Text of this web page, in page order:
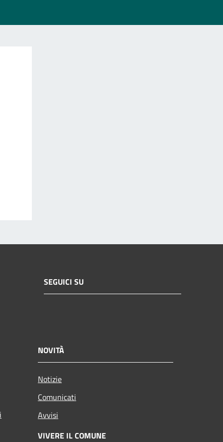
SEGUICI SU
NOVITÀ
Notizie
Comunicati
Avvisi
VIVERE IL COMUNE